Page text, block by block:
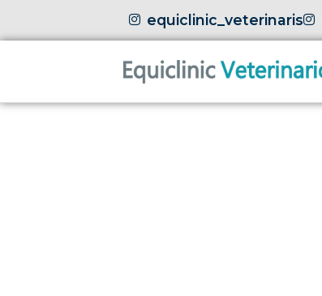
equiclinic_veterinaris